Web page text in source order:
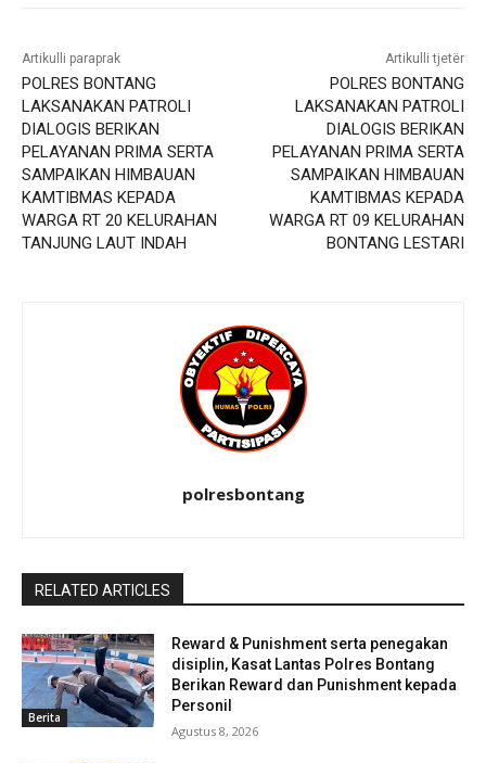
Artikulli paraprak
POLRES BONTANG
LAKSANAKAN PATROLI
DIALOGIS BERIKAN
PELAYANAN PRIMA SERTA
SAMPAIKAN HIMBAUAN
KAMTIBMAS KEPADA
WARGA RT 20 KELURAHAN
TANJUNG LAUT INDAH
Artikulli tjetër
POLRES BONTANG
LAKSANAKAN PATROLI
DIALOGIS BERIKAN
PELAYANAN PRIMA SERTA
SAMPAIKAN HIMBAUAN
KAMTIBMAS KEPADA
WARGA RT 09 KELURAHAN
BONTANG LESTARI
polresbontang
RELATED ARTICLES
Berita
Reward & Punishment serta penegakan
disiplin, Kasat Lantas Polres Bontang
Berikan Reward dan Punishment kepada
Personil
Agustus 8, 2026